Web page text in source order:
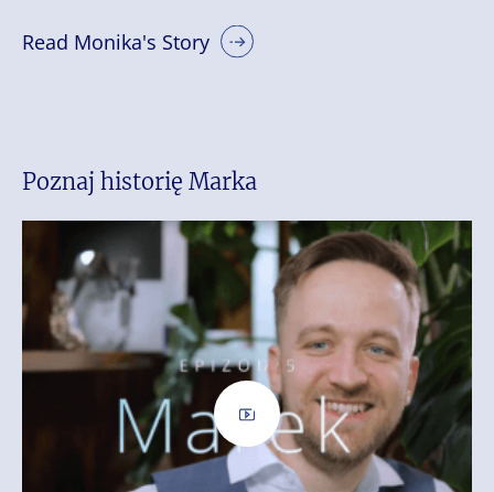
Read Monika's Story
Poznaj historię Marka